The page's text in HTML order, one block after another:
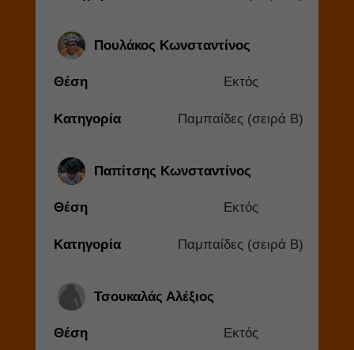
Πουλάκος Κωνσταντίνος
Θέση Εκτός
Κατηγορία Παμπαίδες (σειρά Β)
Παπίτσης Κωνσταντίνος
Θέση Εκτός
Κατηγορία Παμπαίδες (σειρά Β)
Τσουκαλάς Αλέξιος
Θέση Εκτός